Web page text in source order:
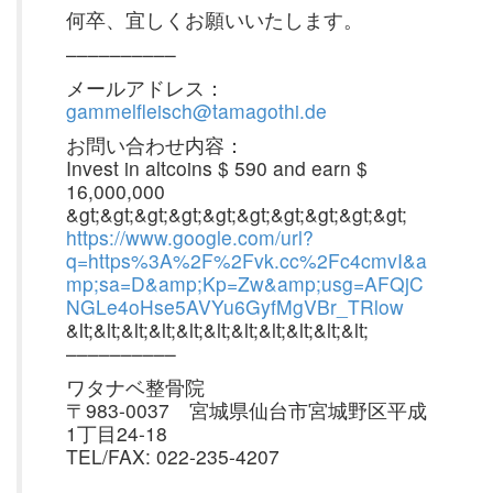
何卒、宜しくお願いいたします。
––––––––––
メールアドレス：
gammelfleisch@tamagothi.de
お問い合わせ内容：
Invest in altcoins $ 590 and earn $
16,000,000
&gt;&gt;&gt;&gt;&gt;&gt;&gt;&gt;&gt;&gt;
https://www.google.com/url?
q=https%3A%2F%2Fvk.cc%2Fc4cmvI&a
mp;sa=D&amp;Kp=Zw&amp;usg=AFQjC
NGLe4oHse5AVYu6GyfMgVBr_TRlow
&lt;&lt;&lt;&lt;&lt;&lt;&lt;&lt;&lt;&lt;&lt;
––––––––––
ワタナベ整骨院
〒983-0037 宮城県仙台市宮城野区平成
1丁目24-18
TEL/FAX: 022-235-4207